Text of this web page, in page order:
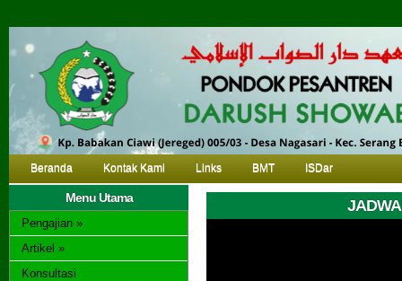
Beranda Kontak Kami Links BMT ISDar
Menu Utama
Pengajian »
Artikel »
Konsultasi